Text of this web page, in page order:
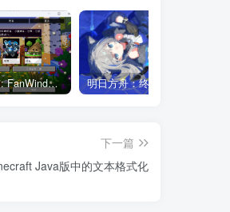
模组发布: FanWindow-芒果窗～
下一篇
Java版中的文本格式化